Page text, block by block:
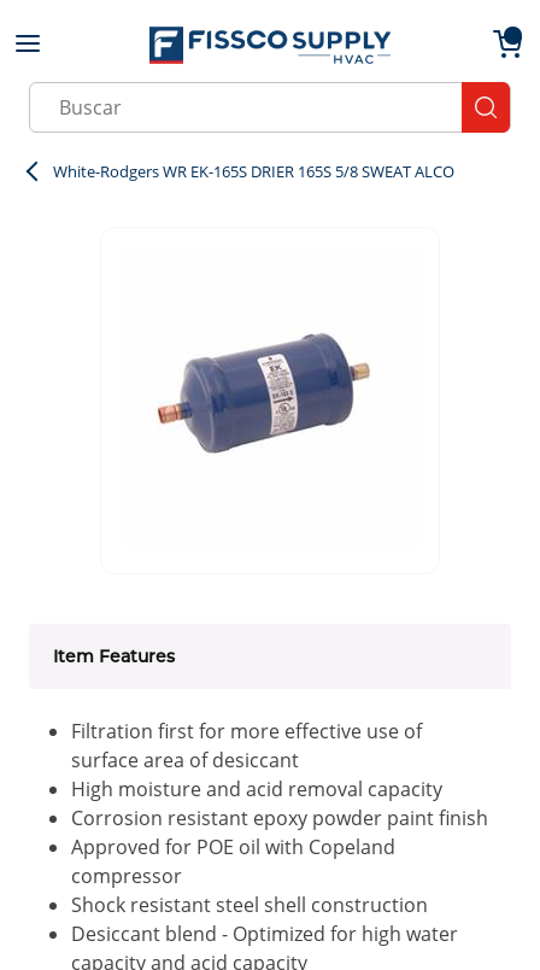
Skip to main content
Site Search
White-Rodgers WR EK-165S DRIER 165S 5/8 SWEAT ALCO
Item Features
Filtration first for more effective use of
surface area of desiccant
High moisture and acid removal capacity
Corrosion resistant epoxy powder paint finish
Approved for POE oil with Copeland
compressor
Shock resistant steel shell construction
Desiccant blend - Optimized for high water
capacity and acid capacity